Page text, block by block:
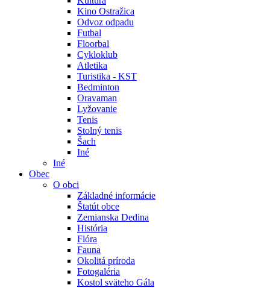
Kino Ostražica
Odvoz odpadu
Futbal
Floorbal
Cykloklub
Atletika
Turistika - KST
Bedminton
Oravaman
Lyžovanie
Tenis
Stolný tenis
Šach
Iné
Iné
Obec
O obci
Základné informácie
Štatút obce
Zemianska Dedina
História
Flóra
Fauna
Okolitá príroda
Fotogaléria
Kostol sväteho Gála